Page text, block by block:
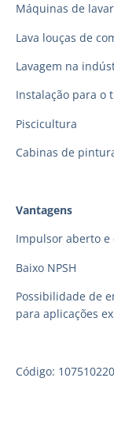
Máquinas de
Lava louças de
Lavagem na
Instalação para o
Piscicultura
Cabinas de
Vantagens
Impulsor aberto e
Baixo NPSH
Possibilidade de
para aplicações
Código: 107510220